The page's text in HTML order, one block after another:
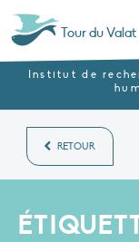
Tour du Valat
Institut de
RETOUR